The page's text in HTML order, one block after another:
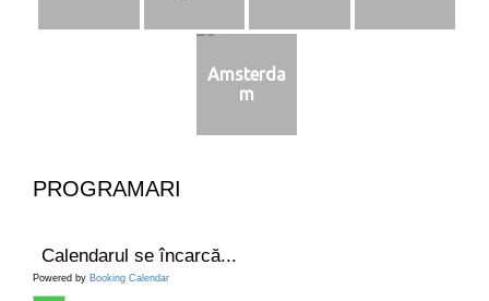
o
e
Amsterda
m
PROGRAMARI
Calendarul se încarcă...
Powered by Booking Calendar